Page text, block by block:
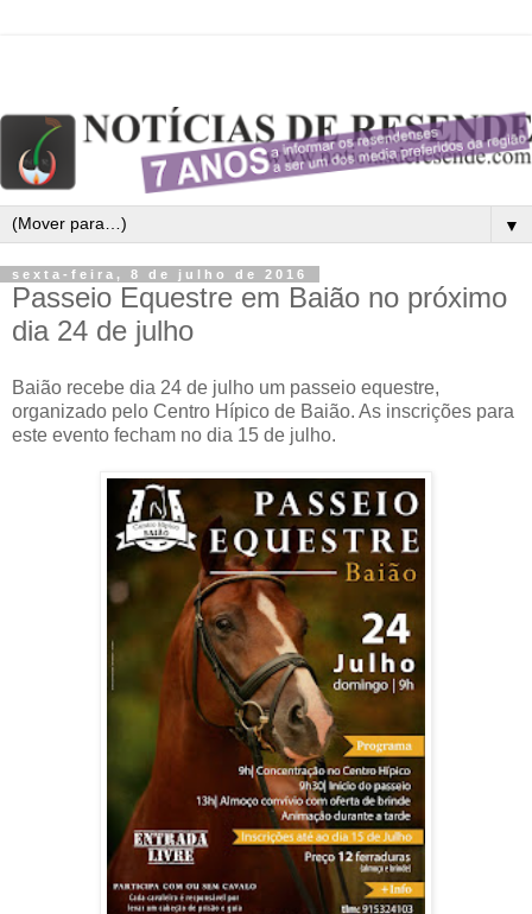
▼
sexta-feira, 8 de julho de 2016
Passeio Equestre em Baião no próximo
dia 24 de julho
Baião recebe dia 24 de julho um passeio equestre,
organizado pelo Centro Hípico de Baião. As inscrições para
este evento fecham no dia 15 de julho.